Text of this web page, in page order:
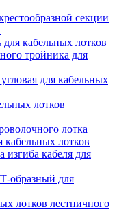
секции
кабельных лотков
тройника для
для кабельных
лотков
лотка
кабельных лотков
изгиба кабеля для
образный для
лотков лестничного